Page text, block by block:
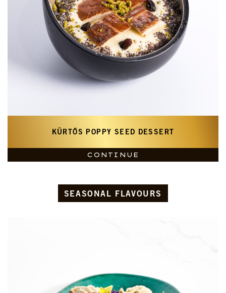
KÜRTŐS POPPY SEED DESSERT
CONTINUE
SEASONAL FLAVOURS